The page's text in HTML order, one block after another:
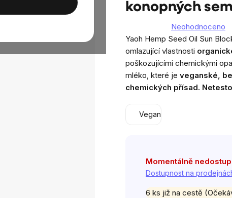
konopných
hodnocení
produktu
je
0,0
z
hvězdiček.
Neohodnoceno
Yaoh Hemp Seed Oil Sun
omlazující vlastnosti
poškozujícími chemickými
mléko, které je veganské,
chemických přísad.
Vegan
Momentálně
Dostupnost na
6 ks již na cestě